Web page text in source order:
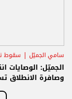
سامي الجميّل سقوط
الجميّل:
وصافرة الانطلاق